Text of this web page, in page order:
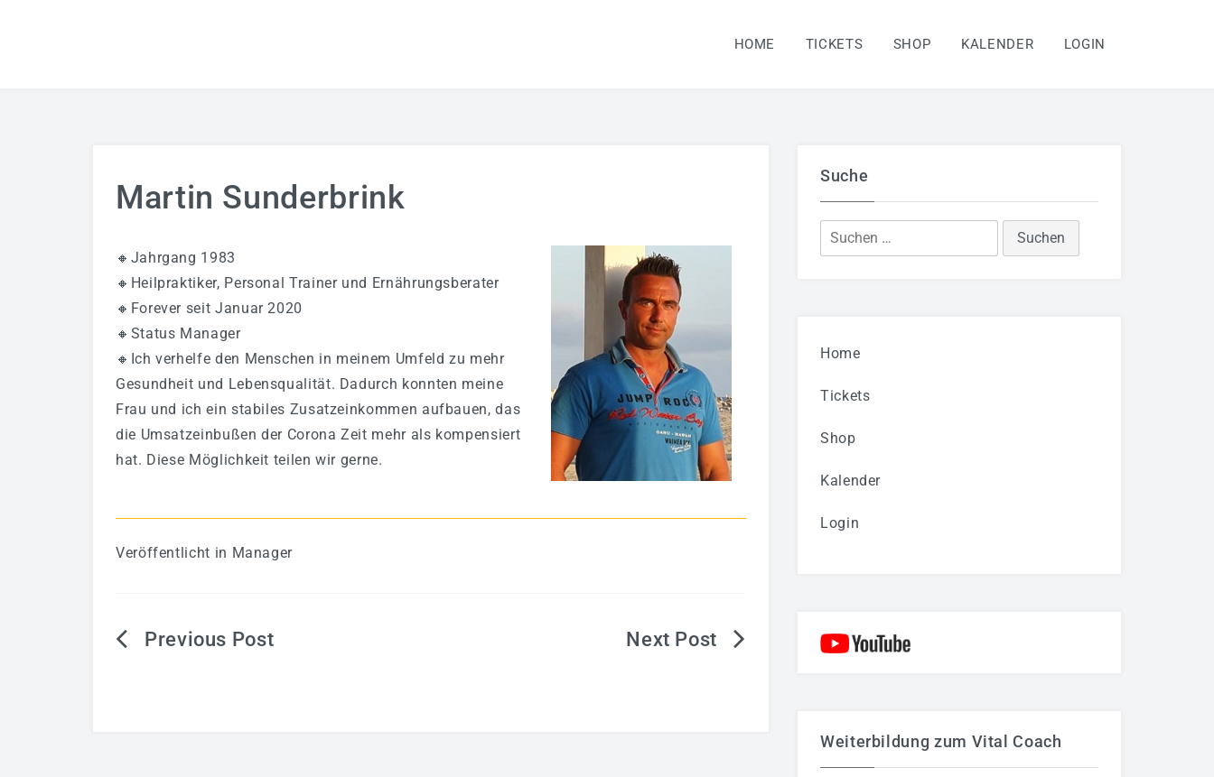
HOME TICKETS SHOP KALENDER LOGIN
Martin Sunderbrink
🔸Jahrgang 1983
🔸Heilpraktiker, Personal Trainer und Ernährungsberater
🔸Forever seit Januar 2020
🔸Status Manager
🔸Ich verhelfe den Menschen in meinem Umfeld zu mehr
Gesundheit und Lebensqualität. Dadurch konnten meine
Frau und ich ein stabiles Zusatzeinkommen aufbauen, das
die Umsatzeinbußen der Corona Zeit mehr als kompensiert
hat. Diese Möglichkeit teilen wir gerne.
Veröffentlicht in Manager
Beitragsnavigation
Suche
Suchen
nach:
Home
Tickets
Shop
Kalender
Login
Weiterbildung zum Vital Coach